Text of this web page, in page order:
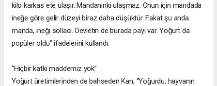
kilo karkas ete ulaşır. Mandanınki ulaşmaz. Onun için mandada
ineğe göre gelir düzeyi biraz daha düşüktür. Fakat şu anda
manda, ineği solladı. Devletin de burada payı var. Yoğurt da
popüler oldu” ifadelerini kullandı.
“Hiçbir katkı maddemiz yok”
Yoğurt üretimlerinden de bahseden Kan, “Yoğurdu, hayvanın